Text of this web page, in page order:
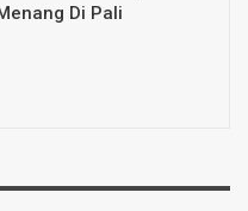
Di Pali